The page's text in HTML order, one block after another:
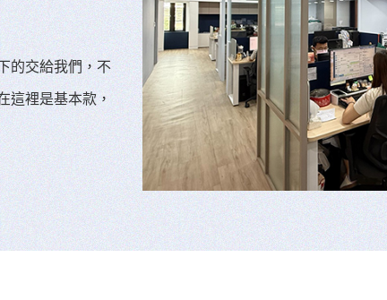
的交給我們，不
這裡是基本款，